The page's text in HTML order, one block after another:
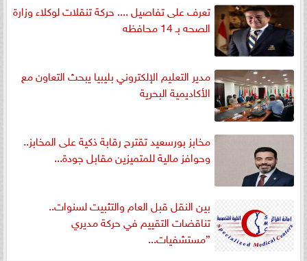
تعرف على تفاصيل .... حركة تنقلات لوكلاء وزارة
الصحه بـ 14 محافظه
مدير التعليم الإلكتروني بليبيا يبحث التعاون مع
الأكاديمية البحرية
مخابز بورسعيد تقترح رقابة ذكية على المخابز..
وحوافز مالية للمتميزين مقابل جودة...
بين النقل قبل العام والتثبيت لسنوات..
تناقضات التقييم في حركة مديري
”مستشفيات...